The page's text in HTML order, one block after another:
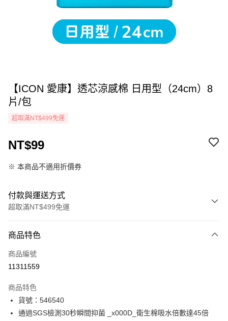
【ICON 愛康】透芯涼感棉 日用型（24cm）8
片/包
超取滿NT$499免運
NT$99
※ 本商品不適用折價券
付款與運送方式
超取滿NT$499免運
icash Pay
信用卡一次付款
LINE Pay
Apple Pay
商品特色
商品編號
11311559
商品特色
貨號：546540
通過SGS檢測30秒瞬間抑菌 _x000D_衛生棉吸水倍數達45倍